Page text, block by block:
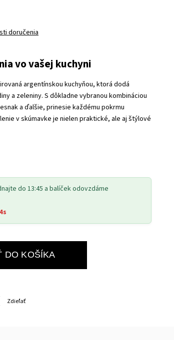
vo vašej kuchyni
argentínskou kuchyňou, ktorá dodá
a zeleniny. S dôkladne vybranou kombináciou
a ďalšie, prinesie každému pokrmu
v skúmavke je nielen praktické, ale aj štýlové
do 13:45 a balíček odovzdáme
doručenia
DO KOŠÍKA
Zdieľať